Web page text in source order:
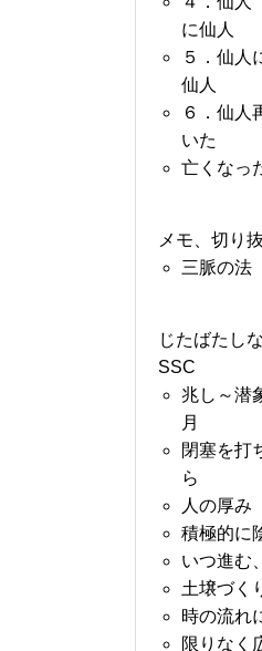
に仙人
５．仙人
仙人
６．仙人
いた
亡くなっ
メモ、切り
三脈の
じたばたし
SSC
兆し～潜
月
閉塞を打
ら
人の厚み
積極的に
いつ進む
土壌づく
時の流れ
限りなく